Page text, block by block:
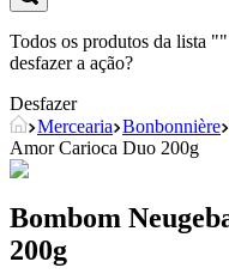
Todos os produtos da lista "
desfazer a ação?
Desfazer
Mercearia Bonbonnière
Amor Carioca Duo 200g
Bombom
200g